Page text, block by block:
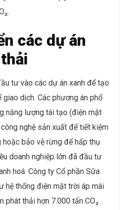
các dự án
tư vào các dự án xanh để tạo
giao dịch. Các phương án phổ
năng lượng tái tạo (điện mặt
nghệ sản xuất để tiết kiệm
bảo vệ rừng để hấp thụ
doanh nghiệp lớn đã đầu tư
hoá. Công ty Cổ phần Sữa
hệ thống điện mặt trời áp mái
phát thải hơn 7.000 tấn CO₂